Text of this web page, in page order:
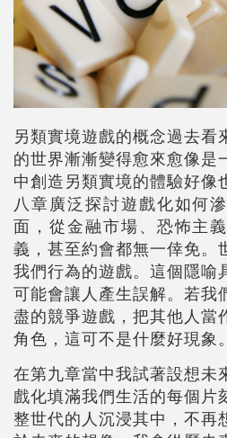
另類實境遊戲的概念過去看
的世界漸漸變得愈來愈像是
中創造另類實境的體驗好像
八章廣泛探討遊戲化如何
面，從金融市場、恐怖主
義，甚至約會都無一倖免。
我們行為的遊戲。這個隱喻
可能會讓人產生誤解。若我
盡的競爭遊戲，把其他人當
角色，這可不是什麼好現象。
在第九章當中我試著設想未
戲化填滿我們生活的每個片
整世代的人沉浸其中，不再